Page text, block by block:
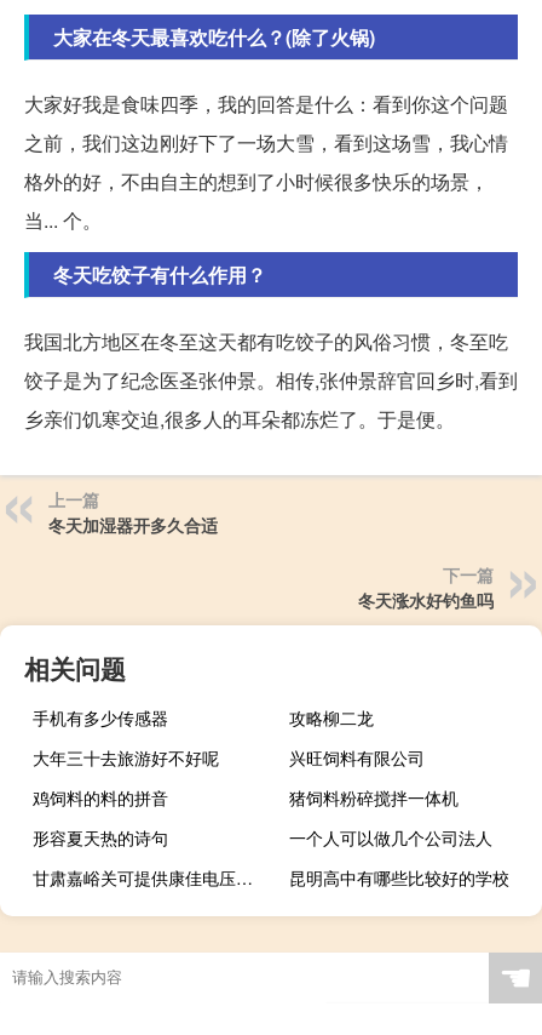
大家在冬天最喜欢吃什么？(除了火锅)
大家好我是食味四季，我的回答是什么：看到你这个问题
之前，我们这边刚好下了一场大雪，看到这场雪，我心情
格外的好，不由自主的想到了小时候很多快乐的场景，
当... 个。
冬天吃饺子有什么作用？
我国北方地区在冬至这天都有吃饺子的风俗习惯，冬至吃
饺子是为了纪念医圣张仲景。相传,张仲景辞官回乡时,看到
乡亲们饥寒交迫,很多人的耳朵都冻烂了。于是便。
上一篇
冬天加湿器开多久合适
下一篇
冬天涨水好钓鱼吗
相关问题
手机有多少传感器
攻略柳二龙
大年三十去旅游好不好呢
兴旺饲料有限公司
鸡饲料的料的拼音
猪饲料粉碎搅拌一体机
形容夏天热的诗句
一个人可以做几个公司法人
甘肃嘉峪关可提供康佳电压力锅维修服务地址在哪
昆明高中有哪些比较好的学校
☚